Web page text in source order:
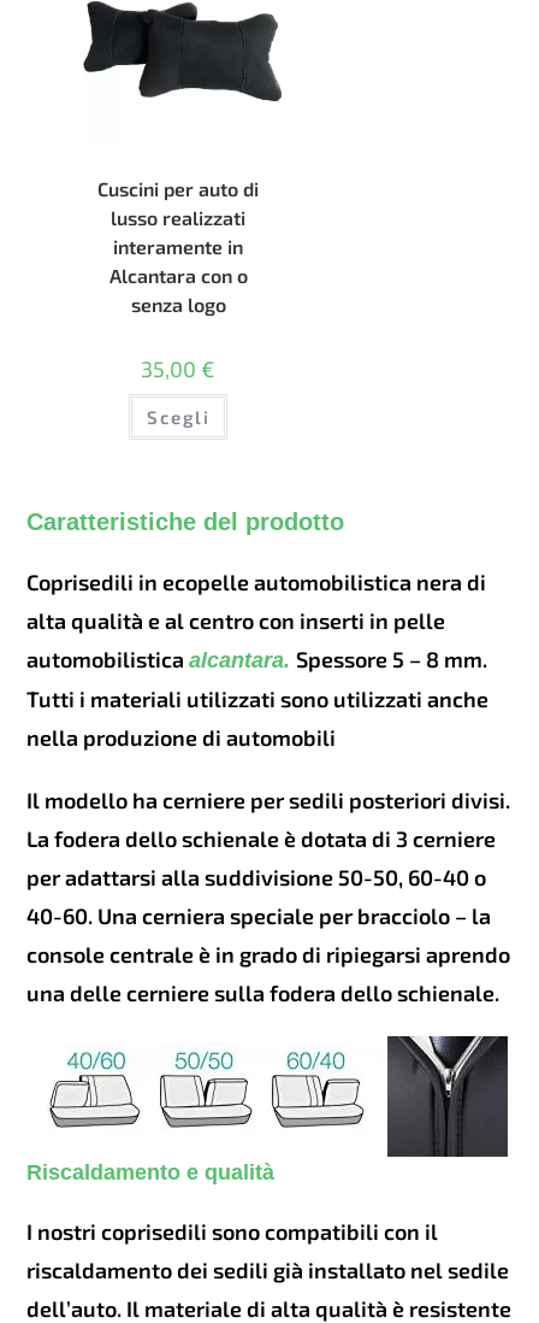
Cuscini per auto di
lusso realizzati
interamente in
Alcantara con o
senza logo
35,00 €
Scegli
Questo
ha
possono
essere
nella
pagina
prodotto
Caratteristiche del prodotto
Coprisedili in ecopelle automobilistica nera di
alta qualità e al centro con inserti in pelle
automobilisticaalcantara.Spessore 5 – 8 mm.
Tutti i materiali utilizzati sono utilizzati anche
nella produzione di automobili
Il modello ha cerniere per sedili posteriori divisi.
La fodera dello schienale è dotata di 3 cerniere
per adattarsi alla suddivisione 50-50, 60-40 o
40-60. Una cerniera speciale per bracciolo – la
console centrale è in grado di ripiegarsi aprendo
una delle cerniere sulla fodera dello schienale.
Riscaldamento e qualità
I nostri coprisedili sono compatibili con il
riscaldamento dei sedili già installato nel sedile
dell’auto. Il materiale di alta qualità è resistente